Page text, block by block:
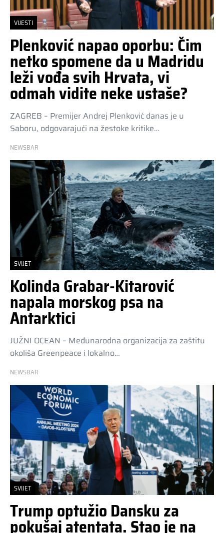
VIJESTI
Plenković napao oporbu: Čim
netko spomene da u Madridu
leži vođa svih Hrvata, vi
odmah vidite neke ustaše?
ZAGREB – Premijer Andrej Plenković danas je u
Saboru, odgovarajući na žestoke kritike…
NEWSBAR
SVIJET
Kolinda Grabar-Kitarović
napala morskog psa na
Antarktici
JUŽNI OCEAN – Međunarodna organizacija za zaštitu
okoliša Greenpeace i lokalno…
NEWSBAR
SVIJET
Trump optužio Dansku za
pokušaj atentata. Stao je na